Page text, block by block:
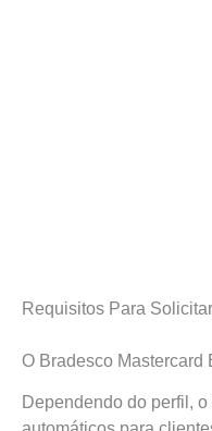
Requisitos Para Solicitar
O Bradesco Mastercard
Dependendo do perfil,